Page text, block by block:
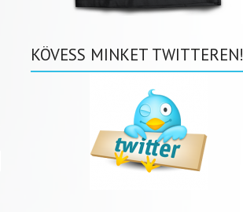
KÖVESS MINKET TWITTEREN!